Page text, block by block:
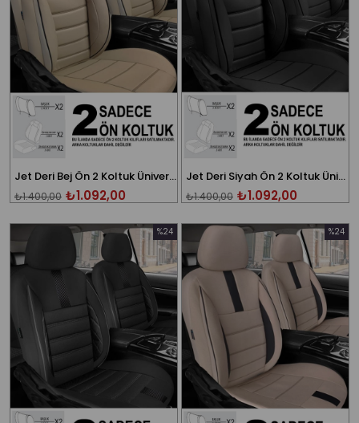
Jet Deri Bej Ön 2 Koltuk Üniversal Oto Koltuk Kılıfı
₺1.092,00
₺1.400,00
Jet Deri Siyah Ön 2 Koltuk Üniversal Oto Koltuk Kılıfı
₺1.092,00
₺1.400,00
%24
İndirim
%24İndirim
%24
İndirim